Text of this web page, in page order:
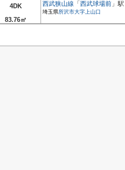
4DK
83.76㎡
西武狭山線 「 西武球場前 」駅
埼玉県所沢市大字上山口